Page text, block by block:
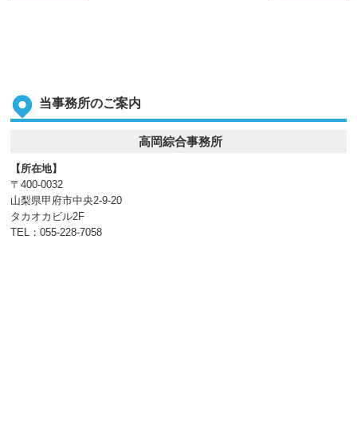
当事務所のご案内
高岡綜合事務所
【所在地】
〒400-0032
山梨県甲府市中央2-9-20
タカオカビル2F
TEL：055-228-7058